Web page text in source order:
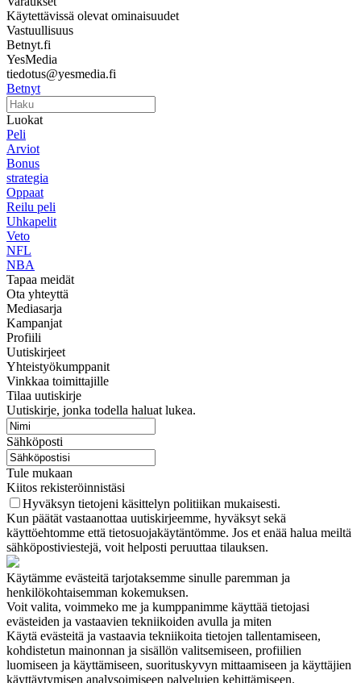
Käytettävissä olevat ominaisuudet
Vastuullisuus
Betnyt.fi
YesMedia
tiedotus@yesmedia.fi
Betnyt
Luokat
Peli
Arviot
Bonus
strategia
Oppaat
Reilu peli
Uhkapelit
Veto
NFL
NBA
Tapaa meidät
Ota yhteyttä
Mediasarja
Kampanjat
Profiili
Uutiskirjeet
Yhteistyökumppanit
Vinkkaa toimittajille
Tilaa uutiskirje
Uutiskirje, jonka todella haluat lukea.
Sähköposti
Tule mukaan
Kiitos rekisteröinnistäsi
Hyväksyn tietojeni käsittelyn politiikan mukaisesti.
Kun päätät vastaanottaa uutiskirjeemme, hyväksyt sekä
käyttöehtomme että tietosuojakäytäntömme. Jos et enää halua meiltä
sähköpostiviestejä, voit helposti peruuttaa tilauksen.
Käytämme evästeitä tarjotaksemme sinulle paremman ja
henkilökohtaisemman kokemuksen.
Voit valita, voimmeko me ja kumppanimme käyttää tietojasi
evästeiden ja vastaavien tekniikoiden avulla ja miten
Käytä evästeitä ja vastaavia tekniikoita tietojen tallentamiseen,
kohdistetun mainonnan ja sisällön valitsemiseen, profiilien
luomiseen ja käyttämiseen, suorituskyvyn mittaamiseen ja käyttäjien
käyttäytymisen analysoimiseen palvelujen kehittämiseen.